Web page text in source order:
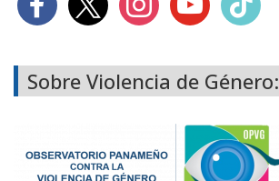
Sobre Violencia de Género: